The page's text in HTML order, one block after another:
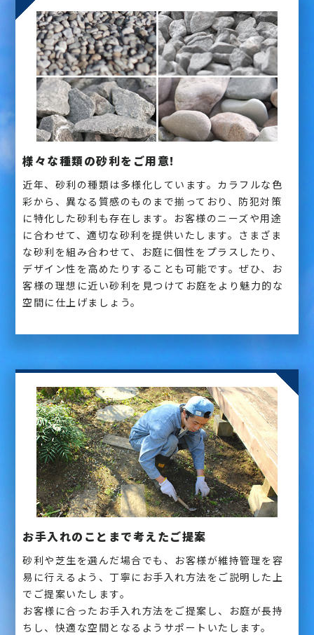
様々な種類の砂利をご用意!
近年、砂利の種類は多様化しています。カラフルな色
彩から、異なる質感のものまで揃っており、防犯対策
に特化した砂利も存在します。お客様のニーズや用途
に合わせて、適切な砂利を提供いたします。さまざま
な砂利を組み合わせて、お庭に個性をプラスしたり、
デザイン性を高めたりすることも可能です。ぜひ、お
客様の理想に近い砂利を見つけてお庭をより魅力的な
空間に仕上げましょう。
お手入れのことまで考えたご提案
砂利や芝生を選んだ場合でも、お客様が維持管理を容
易に行えるよう、丁寧にお手入れ方法をご説明した上
でご提案いたします。
お客様に合ったお手入れ方法をご提案し、お庭が長持
ちし、快適な空間となるようサポートいたします。